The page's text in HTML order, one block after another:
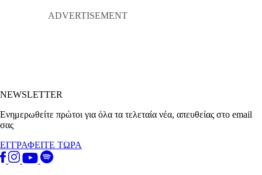
NEWSLETTER
Ενημερωθείτε πρώτοι για όλα τα τελεταία νέα, απευθείας στο email
σας
ΕΓΓΡΑΦΕΙΤΕ ΤΩΡΑ